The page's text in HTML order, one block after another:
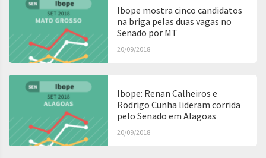
Ibope mostra cinco candidatos
na briga pelas duas vagas no
Senado por MT
20/09/2018
Ibope: Renan Calheiros e
Rodrigo Cunha lideram corrida
pelo Senado em Alagoas
20/09/2018